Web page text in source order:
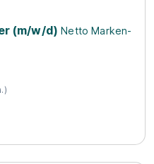
(m/w/d) Netto Marken-